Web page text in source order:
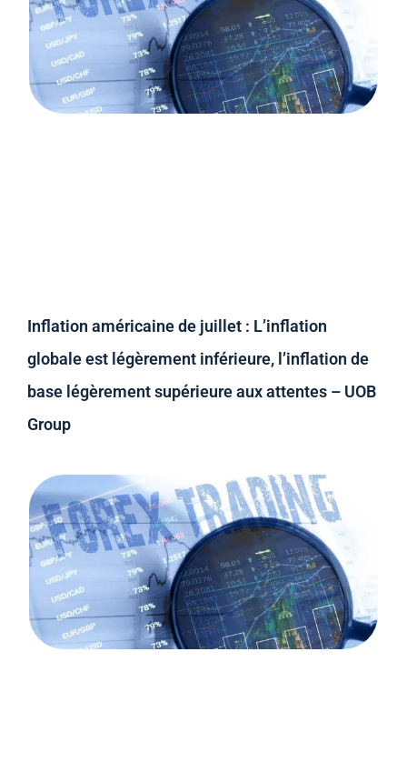
Inflation américaine de juillet : L’inflation
globale est légèrement inférieure, l’inflation de
base légèrement supérieure aux attentes – UOB
Group